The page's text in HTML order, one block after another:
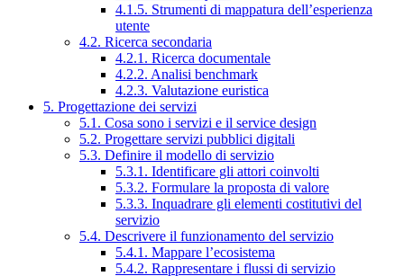
4.1.5. Strumenti di mappatura dell’esperienza
utente
4.2. Ricerca secondaria
4.2.1. Ricerca documentale
4.2.2. Analisi benchmark
4.2.3. Valutazione euristica
5. Progettazione dei servizi
5.1. Cosa sono i servizi e il service design
5.2. Progettare servizi pubblici digitali
5.3. Definire il modello di servizio
5.3.1. Identificare gli attori coinvolti
5.3.2. Formulare la proposta di valore
5.3.3. Inquadrare gli elementi costitutivi del
servizio
5.4. Descrivere il funzionamento del servizio
5.4.1. Mappare l’ecosistema
5.4.2. Rappresentare i flussi di servizio